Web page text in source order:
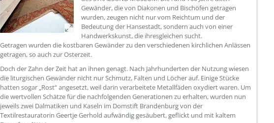
Gewänder, die von Diakonen und Bischöfen getragen
wurden, zeugen nicht nur vom Reichtum und der
Bedeutung der Hansestadt, sondern auch von einer
Handwerkskunst, die ihresgleichen sucht.
Getragen wurden die kostbaren Gewänder zu den verschiedenen kirchlichen Anlässen
getragen, so auch zur Osterzeit.
Doch der Zahn der Zeit hat an ihnen genagt. Nach Jahrhunderten der Nutzung wiesen
die liturgischen Gewänder nicht nur Schmutz, Falten und Löcher auf. Einige Stücke
hatten sogar „Rost“ angesetzt, weil darin verarbeitete Metallfäden oxydiert waren. Um
die wertvollen Schätze für die nachfolgenden Generationen zu erhalten, wurden nun
jeweils zwei Dalmatiken und Kaseln im Domstift Brandenburg von der
Textilrestauratorin Geertje Gerhold aufwändig gesäubert, geflickt und mit kaltem